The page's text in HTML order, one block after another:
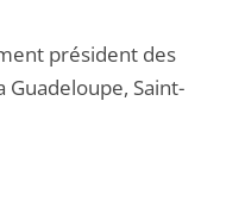
président des
Saint-